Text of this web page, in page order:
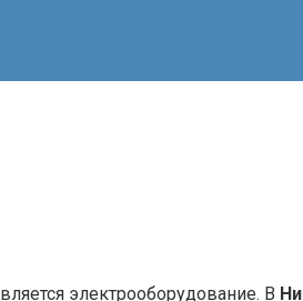
электрооборудование. В